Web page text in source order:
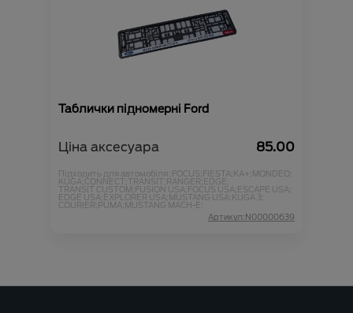
Таблички підномерні Ford
Ціна аксесуара 85.00
Підходить для автомобіля :FOCUS;FIESTA;KA+;MONDEO;
KUGA;CONNECT;TRANSIT;RANGER;EDGE;
TRANSIT CUSTOM;FUSION USA;FOCUS USA;ESCAPE USA;
EDGE USA;EXPLORER USA;MUSTANG USA;KUGA 3;
COURIER;PUMA;MUSTANG MACH-E;
Артикул:N00000639